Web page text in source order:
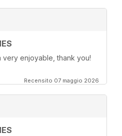
very enjoyable, thank you!
Recensito 07 maggio 2026